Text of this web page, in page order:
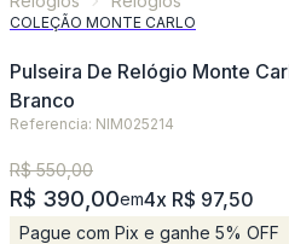
COLEÇÃO MONTE CARLO
Pulseira De Relógio Monte
Branco
Referencia: NIM025214
R$ 550,00
R$ 390,00em4x R$ 97,50
Pague com Pix e ganhe 5% OFF